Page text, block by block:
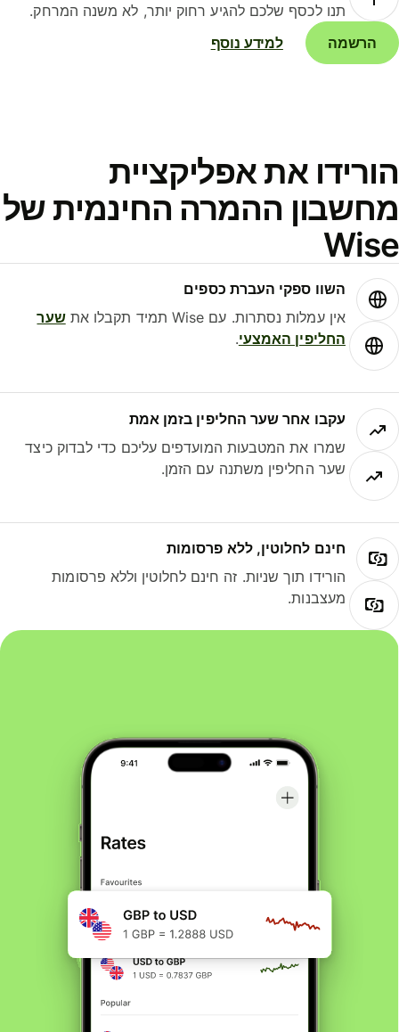
תנו לכסף שלכם להגיע רחוק יותר, לא משנה המרחק.
הרשמה
למידע נוסף
את אפליקציית
ההמרה החינמית של
השוו ספקי העברת כספים
אין עמלות נסתרות. עם Wise תמיד תקבלו את
שער
החליפין האמצעי.
עקבו אחר שער החליפין בזמן אמת
שמרו את המטבעות המועדפים עליכם כדי לבדוק כיצד
שער החליפין משתנה עם הזמן.
חינם לחלוטין, ללא פרסומות
הורידו תוך שניות. זה חינם לחלוטין וללא פרסומות
מעצבנות.